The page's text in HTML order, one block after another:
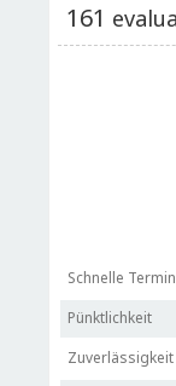
161
Schnelle
Pünktlichkeit
Zuverlässigkeit